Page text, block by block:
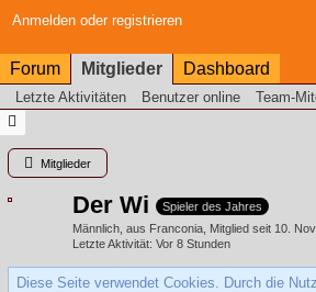
Anmelden oder registrieren
Forum Mitglieder Dashboard
Letzte Aktivitäten Benutzer online Team-
Mitglieder
Der Wi
Spieler des Jahres
Männlich aus Franconia Mitglied seit 10.
Letzte Aktivität Vor 8 Stunden
Diese Seite verwendet Cookies. Durch die